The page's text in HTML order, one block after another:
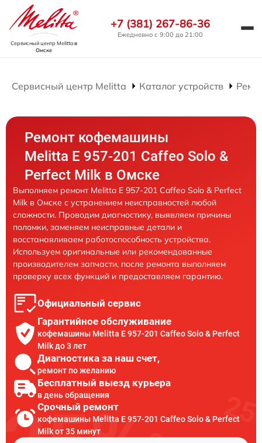
Сервисный центр Melittaв
Омске
+7 (381) 267-86-36
Ежедневно с 9:00 до 21:00
Сервисный центр Melitta Каталог устройств
Ремонт кофемашины
Melitta E 957-201 Caffeo Solo &
Perfect Milk в Омске
Выполняем ремонт Melitta E 957-201 Caffeo Solo & Perfect
Milk в Омске с устранением неисправностей любой
сложности. Проводим диагностику, выявляем причины
поломки, заменяем неисправные детали и
восстанавливаем работоспособность устройства.
Используем оригинальные или рекомендованные
производителем запчасти, после ремонта выполняем
проверку всех функций и предоставляем гарантию.
Официальный сервис
Гарантийное обслуживание
кофемашины Melitta E 957-201 Caffeo Solo & Perfect
Milk до 3 лет
Диагностика за наш счет,
ремонт по желанию
Бесплатный выезд курьера
в день обращения
Срочный ремонт
кофемашины Melitta E 957-201 Caffeo Solo & Perfect
Milk от 35 минут